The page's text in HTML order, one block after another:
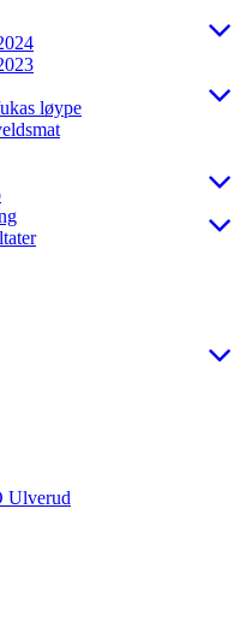
løype
Ulverud